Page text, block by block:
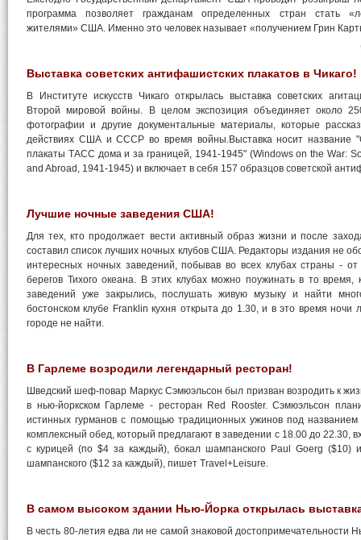
программа позволяет гражданам определенных стран стать
жителями» США. Именно это человек называет «получением Грин
Выставка советских антифашистских плакатов в Чикаго!
В Институте искусств Чикаго открылась выставка советских
Второй мировой войны. В целом экспозиция объединяет около
фотографии и другие документальные материалы, которые
действиях США и СССР во время войны.Выставка носит название
плакаты ТАСС дома и за границей, 1941-1945" (Windows on the War:
and Abroad, 1941-1945) и включает в себя 157 образцов советской
Лучшие ночные заведения США!
Для тех, кто продолжает вести активный образ жизни и после
составил список лучших ночных клубов США. Редакторы издания не
интересных ночных заведений, побывав во всех клубах страны -
берегов Тихого океана. В этих клубах можно поужинать в то время,
заведений уже закрылись, послушать живую музыку и найти
бостонском клубе Franklin кухня открыта до 1.30, и в это время ночи
городе не найти.
В Гарлеме возродили легендарный ресторан!
Шведский шеф-повар Маркус Сэмюэльсон был призван возродить к
в нью-йоркском Гарлеме - ресторан Red Rooster. Сэмюэльсон
истинных гурманов с помощью традиционных ужинов под
комплексный обед, который предлагают в заведении с 18.00 до 22.30,
с курицей (по $4 за каждый), бокал шампанского Paul Goerg ($10)
шампанского ($12 за каждый), пишет Travel+Leisure.
В самом высоком здании Нью-Йорка открылась
В честь 80-летия едва ли не самой знаковой достопримечательности